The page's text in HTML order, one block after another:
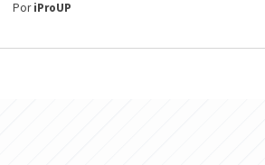
PoriProUP